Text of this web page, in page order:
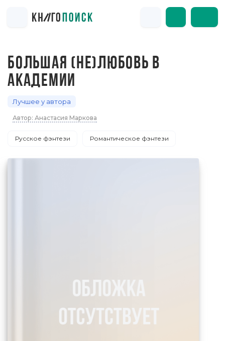
БОЛЬШАЯ (НЕ)ЛЮБОВЬ В
АКАДЕМИИ
Лучшее у автора
Автор: Анастасия Маркова
Русское фэнтези Романтическое фэнтези